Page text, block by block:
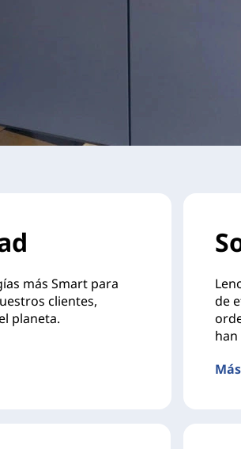
más Smart para
clientes,
planeta.
de
han